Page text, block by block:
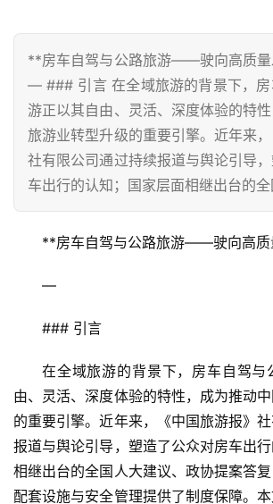
**房车自驾与公路旅游——驶向高质
— ### 引言 在全域旅游的背景下，房
游正以其自由、灵活、深度体验的特
旅游业转型升级的重要引擎。近年来，
社有限公司通过持续报道与舆论引导
车出行的认知；国家层面相继出台的
—
### 引言
在全域旅游的背景下，房车自驾与
由、灵活、深度体验的特性，成为推动
的重要引擎。近年来，《中国旅游报》
报道与舆论引导，塑造了公众对房车出
相继出台的全国人大建议、政协提案答
配套设施与安全管理提供了制度保障。